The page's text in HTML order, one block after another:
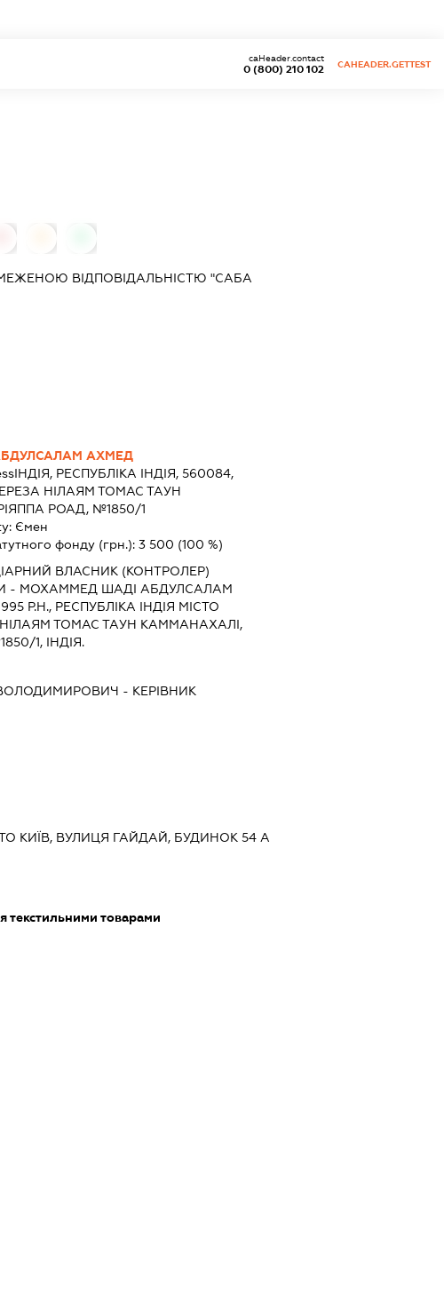
0 (800) 210 102
caHeader.contact
CAHEADER.GETTEST
ВІДПОВІДАЛЬНІСТЮ "САБА
АХМЕД
ІНДІЯ, РЕСПУБЛІКА ІНДІЯ, 560084,
НІЛАЯМ ТОМАС ТАУН
РОАД, №1850/1
Ємен
фонду (грн.): 3 500 (100 %)
ВЛАСНИК (КОНТРОЛЕР)
- МОХАММЕД ШАДІ АБДУЛСАЛАМ
Р.Н., РЕСПУБЛІКА ІНДІЯ МІСТО
ТОМАС ТАУН КАММАНАХАЛІ,
1, ІНДІЯ.
- КЕРІВНИК
КИЇВ, ВУЛИЦЯ ГАЙДАЙ, БУДИНОК 54 А
текстильними товарами